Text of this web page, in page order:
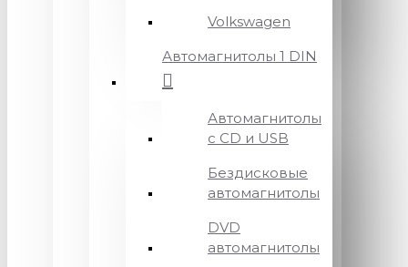
Volkswagen
Автомагнитолы 1 DIN
Автомагнитолы
с CD и USB
Бездисковые
автомагнитолы
DVD
автомагнитолы